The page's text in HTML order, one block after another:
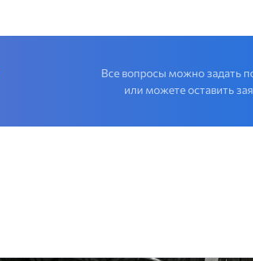
Все вопросы можно задать
или можете оставить